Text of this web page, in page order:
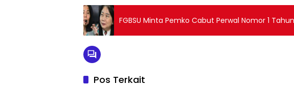
FGBSU Minta Pemko Cabut Perwal Nomor 1
Pos Terkait